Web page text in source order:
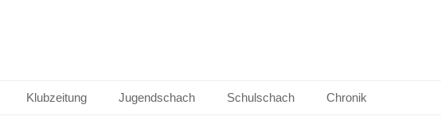
Klubzeitung Jugendschach Schulschach Chronik